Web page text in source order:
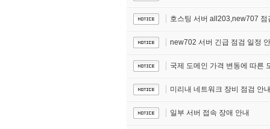
호스팅 서버 all203,new707 점
new702 서버 긴급 점검 일정
국제 도메인 가격 변동에 따른
미리내 네트워크 장비 점검 안
일부 서버 접속 장애 안내